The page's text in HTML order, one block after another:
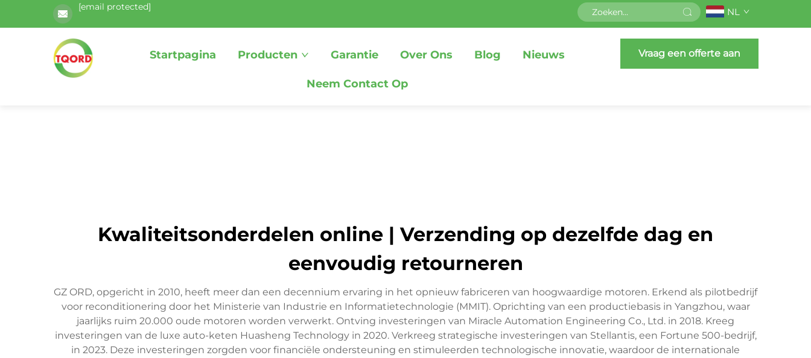
[email protected] NL
Startpagina Producten Garantie Over Ons Blog Nieuws
Neem Contact Op
Vraag een offerte aan
Kwaliteitsonderdelen online | Verzending op dezelfde dag en
eenvoudig retourneren
GZ ORD, opgericht in 2010, heeft meer dan een decennium ervaring in het opnieuw fabriceren van hoogwaardige motoren. Erkend als pilotbedrijf
voor reconditionering door het Ministerie van Industrie en Informatietechnologie (MMIT). Oprichting van een productiebasis in Yangzhou, waar
jaarlijks ruim 20.000 oude motoren worden verwerkt. Ontving investeringen van Miracle Automation Engineering Co., Ltd. in 2018. Kreeg
investeringen van de luxe auto-keten Huasheng Technology in 2020. Verkreeg strategische investeringen van Stellantis, een Fortune 500-bedrijf,
in 2023. Deze investeringen zorgden voor financiële ondersteuning en stimuleerden technologische innovatie, waardoor de internationale